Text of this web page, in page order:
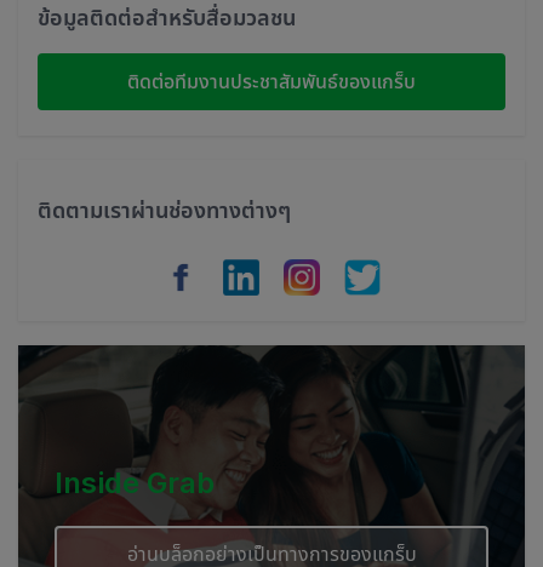
Malaysia
Indonesia
Cambodia
ข้อมูลติดต่อสำหรับสื่อมวลชน
ติดต่อทีมงานประชาสัมพันธ์ของแกร็บ
ติดตามเราผ่านช่องทางต่างๆ
Inside Grab
อ่านบล็อกอย่างเป็นทางการของแกร็บ